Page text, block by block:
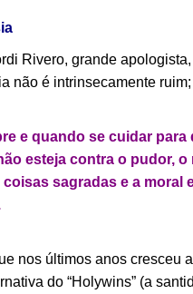
Rivero, grande
não é intrinsecamente ruim;
e quando se cuidar para
esteja contra o pudor, o
coisas sagradas e a moral
nos últimos anos cresceu a
do “Holywins” (a